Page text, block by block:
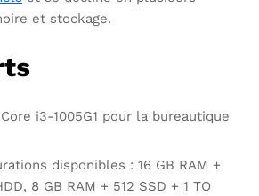
et stockage.
i3-1005G1 pour la bureautique
disponibles : 16 GB RAM +
8 GB RAM + 512 SSD + 1 TO